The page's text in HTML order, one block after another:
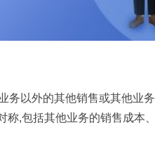
务以外的其他销售或其他业
称,包括其他业务的销售成本